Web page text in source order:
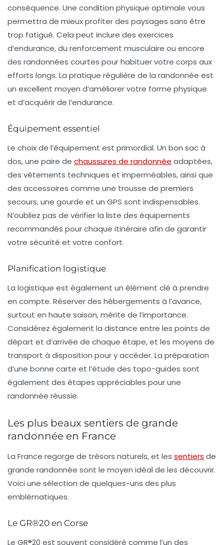
conséquence. Une condition physique optimale vous
permettra de mieux profiter des paysages sans être
trop fatigué. Cela peut inclure des exercices
d’endurance, du renforcement musculaire ou encore
des randonnées courtes pour habituer votre corps aux
efforts longs. La pratique régulière de la randonnée est
un excellent moyen d’améliorer votre forme physique
et d’acquérir de l’endurance.
Équipement essentiel
Le choix de l’équipement est primordial. Un bon sac à
dos, une paire de chaussures de randonnée adaptées,
des vêtements techniques et imperméables, ainsi que
des accessoires comme une trousse de premiers
secours, une gourde et un GPS sont indispensables.
N’oubliez pas de vérifier la liste des équipements
recommandés pour chaque itinéraire afin de garantir
votre sécurité et votre confort.
Planification logistique
La logistique est également un élément clé à prendre
en compte. Réserver des hébergements à l’avance,
surtout en haute saison, mérite de l’importance.
Considérez également la distance entre les points de
départ et d’arrivée de chaque étape, et les moyens de
transport à disposition pour y accéder. La préparation
d’une bonne carte et l’étude des topo-guides sont
également des étapes appréciables pour une
randonnée réussie.
Les plus beaux sentiers de grande
randonnée en France
La France regorge de trésors naturels, et les sentiers de
grande randonnée sont le moyen idéal de les découvrir.
Voici une sélection de quelques-uns des plus
emblématiques.
Le GR®20 en Corse
Le GR®20 est souvent considéré comme l’un des